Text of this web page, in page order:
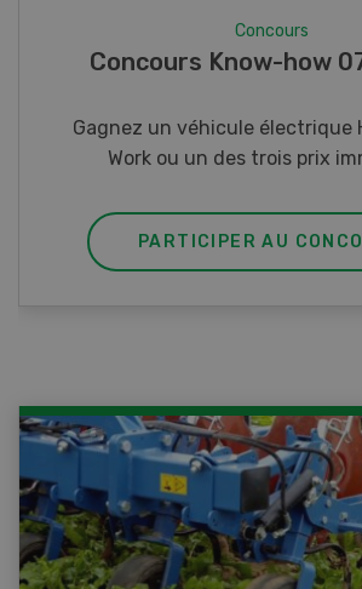
Photo mystère 07-08/26
Gagnez l’un des cinq couteaux
PARTICIPER AU